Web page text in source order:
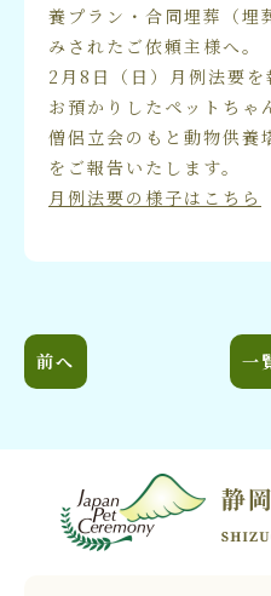
養プラン・合同埋葬（埋
みされたご依頼主様へ。
2月8日（日）月例法要を
お預かりしたペットちゃ
僧侶立会のもと動物供養
をご報告いたします。
月例法要の様子はこちら
前へ 一